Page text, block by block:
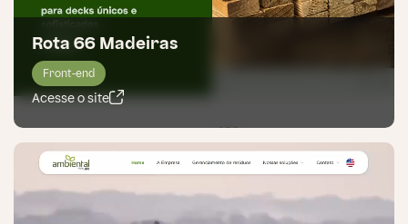
Rota 66 Madeiras
Front-end
Acesse o site